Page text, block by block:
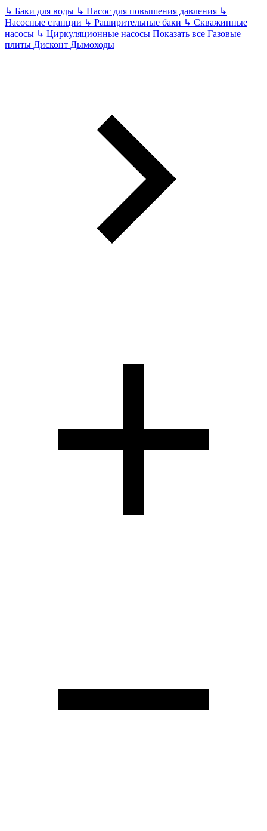
↳ Баки для воды ↳ Насос для повышения давления ↳
Насосные станции ↳ Раширительные баки ↳ Скважинные
насосы ↳ Циркуляционные насосы Показать все Газовые
плиты Дисконт Дымоходы